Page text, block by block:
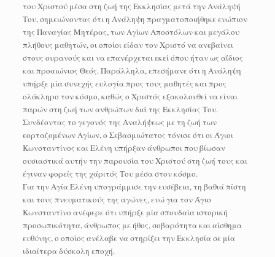
του Χριστού μέσα στη ζωή της Εκκλησίας μετά την Ανάληψή
Του, σημειώνοντας ότι η Ανάληψη πραγματοποιήθηκε ενώπιον
της Παναγίας Μητέρας, των Αγίων Αποστόλων και μεγάλου
πλήθους μαθητών, οι οποίοι είδαν τον Χριστό να ανεβαίνει
στους ουρανούς και να επανέρχεται εκεί όπου ήταν ως αΐδιος
και προαιώνιος Θεός. Παράλληλα, επεσήμανε ότι η Ανάληψη
υπήρξε μία συνεχής ευλογία προς τους μαθητές και προς
ολόκληρο τον κόσμο, καθώς ο Χριστός εξακολουθεί να είναι
παρών στη ζωή των ανθρώπων διά της Εκκλησίας Του.
Συνδέοντας το γεγονός της Αναλήψεως με τη ζωή των
εορταζομένων Αγίων, ο Σεβασμιώτατος τόνισε ότι οι Άγιοι
Κωνσταντίνος και Ελένη υπήρξαν άνθρωποι που βίωσαν
ουσιαστικά αυτήν την παρουσία του Χριστού στη ζωή τους και
έγιναν φορείς της χάριτός Του μέσα στον κόσμο.
Για την Αγία Ελένη υπογράμμισε την ευσέβεια, τη βαθιά πίστη
και τους πνευματικούς της αγώνες, ενώ για τον Άγιο
Κωνσταντίνο ανέφερε ότι υπήρξε μία σπουδαία ιστορική
προσωπικότητα, άνθρωπος με ήθος, σοβαρότητα και αίσθημα
ευθύνης, ο οποίος ανέλαβε να στηρίξει την Εκκλησία σε μία
ιδιαίτερα δύσκολη εποχή.